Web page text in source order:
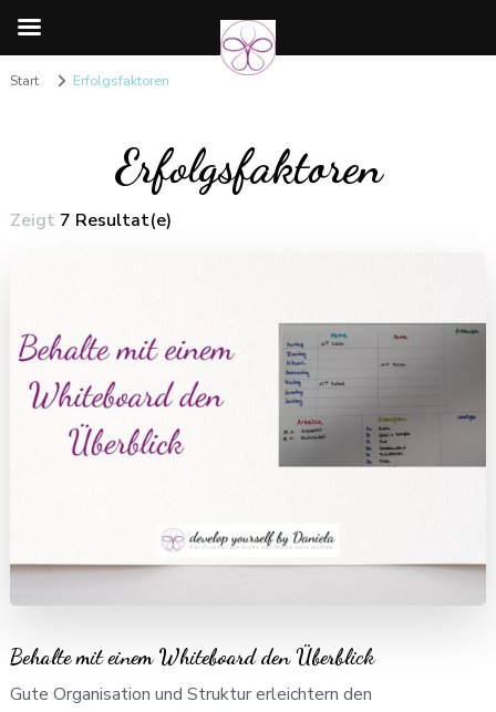
Start Erfolgsfaktoren
Erfolgsfaktoren
Zeigt 7 Resultat(e)
Behalte mit einem Whiteboard den Überblick
Gute Organisation und Struktur erleichtern den